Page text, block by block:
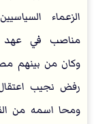
الزعماء
مناصب في عهد
وكان من بينهم
رفض نجيب
ومحا اسمه من